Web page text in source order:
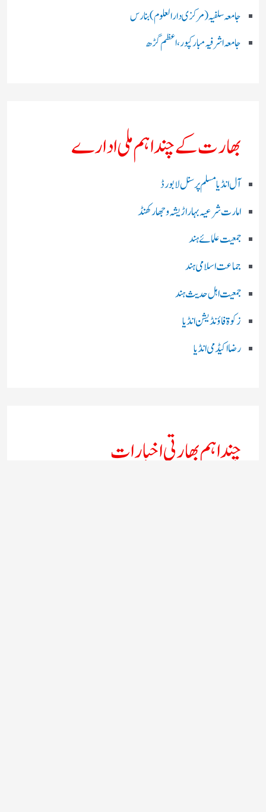
جامعہ سلفیہ(مرکزی دارالعلوم )بنارس
جامعہ اشرفیہ مبارکپور،اعظم گڑھ
بھارت کے چند اہم ملی ادارے
آل انڈیا مسلم پرسنل لا بورڈ
امارت شرعیہ بہار اڑیشہ و جھارکھنڈ
جمعیت علمائے ہند
جماعت اسلامی ہند
جمعیت اہل حدیث ہند
زکوۃ فاؤنڈیشن انڈیا
رضا اکیڈمی انڈیا
چند اہم بھارتی اخبارات